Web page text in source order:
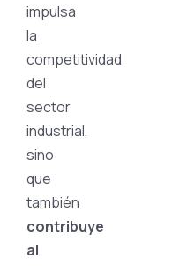
impulsa
la
competitividad
del
sector
industrial,
sino
que
también
contribuye
al